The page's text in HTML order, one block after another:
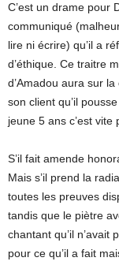
C’est un drame pour
communiqué
lire ni écrire) qu’il a
d’éthique. Ce traitre
d’Amadou aura sur
son client qu’il
jeune 5 ans c’est vite
S’il fait amende
Mais s’il prend la
toutes les preuves
tandis que le piètre
chantant qu’il n’avait
pour ce qu’il a fait